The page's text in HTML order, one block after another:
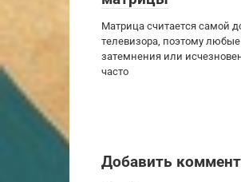
Матрица считается самой
телевизора, поэтому
затемнения или
часто
Добавить